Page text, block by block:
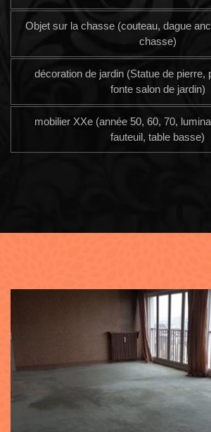
Objet sur la chasse (couteau, dague
chasse)
décoration de jardin (Statue de pierre,
fonte salon de jardin)
mobilier XXe (année 50, 60, 70,
fauteuil, table basse)